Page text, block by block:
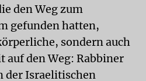
den Weg zum
gefunden hatten,
sondern auch
auf den Weg: Rabbiner
der Israelitischen